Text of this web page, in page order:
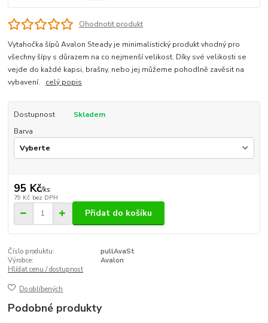
Ohodnotit produkt
Vytahočka šípů Avalon Steady je minimalistický produkt vhodný pro
všechny šípy s důrazem na co nejmenší velikost. Díky své velikosti se
vejde do každé kapsi, brašny, nebo jej můžeme pohodlně zavěsit na
vybavení. celý popis
Dostupnost
Skladem
Barva
95 Kč/ks
79 Kč bez DPH
Přidat do košíku
Číslo produktu:
pullAvaSt
Výrobce:
Avalon
Hlídat cenu / dostupnost
Do oblíbených
Podobné produkty